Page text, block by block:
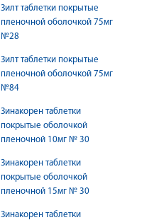
Зилт таблетки покрытые
пленочной оболочкой 75мг
№28
Зилт таблетки покрытые
пленочной оболочкой 75мг
№84
Зинакорен таблетки
покрытые оболочкой
пленочной 10мг № 30
Зинакорен таблетки
покрытые оболочкой
пленочной 15мг № 30
Зинакорен таблетки